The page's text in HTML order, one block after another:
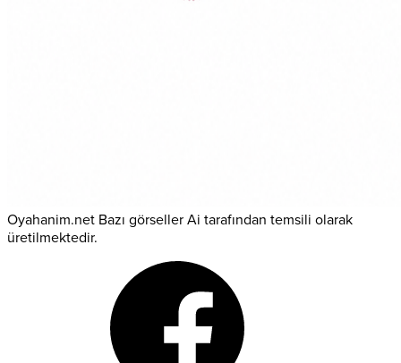
Oyahanim.net Bazı görseller Ai tarafından temsili olarak
üretilmektedir.